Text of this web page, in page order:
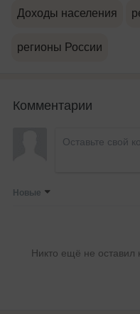
Доходы населения
регионы России
Комментарии
Новые
Никто ещё не оставил